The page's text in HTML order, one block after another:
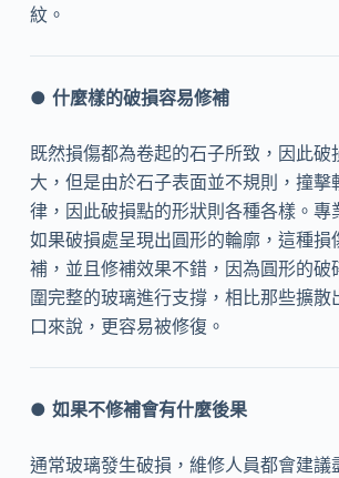
紋。
● 什麼樣的破損容易修補
既然損傷都為卷起的石子所致，因此破
大，但是由於石子表面並不規則，撞擊
律，因此破損點的形狀則各種各樣。專
如果破損處呈現出圓形的輪廓，這種損
補，並且修補效果不錯，因為圓形的破
圍完整的玻璃進行支撐，相比那些擴散
口來說，更容易被修復。
● 如果不修補會有什麼後果
通常玻璃發生破損，維修人員都會建議